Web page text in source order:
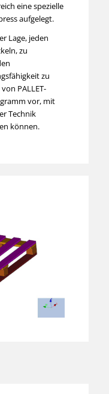
eine spezielle
aufgelegt.
Lage, jeden
zu
zu
PALLET-
vor, mit
Technik
können.